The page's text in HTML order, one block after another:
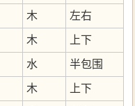
木 左右
木 上下
水 半包围
木 上下